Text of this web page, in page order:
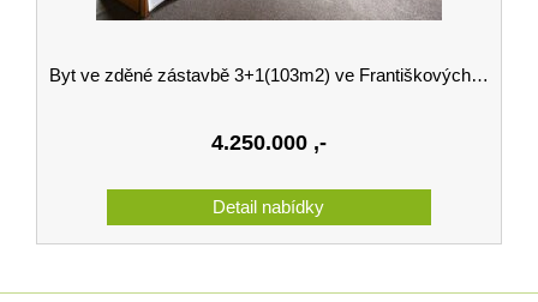
Byt ve zděné zástavbě 3+1(103m2) ve Františkových Lázních na prodej
4.250.000 ,-